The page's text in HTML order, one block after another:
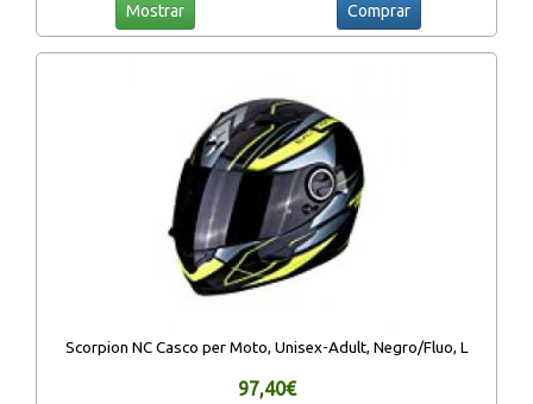
Mostrar Comprar
Scorpion NC Casco per Moto, Unisex-Adult, Negro/Fluo, L
97,40€